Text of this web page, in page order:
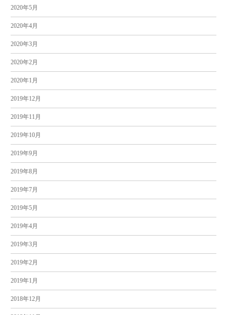
2020年5月
2020年4月
2020年3月
2020年2月
2020年1月
2019年12月
2019年11月
2019年10月
2019年9月
2019年8月
2019年7月
2019年5月
2019年4月
2019年3月
2019年2月
2019年1月
2018年12月